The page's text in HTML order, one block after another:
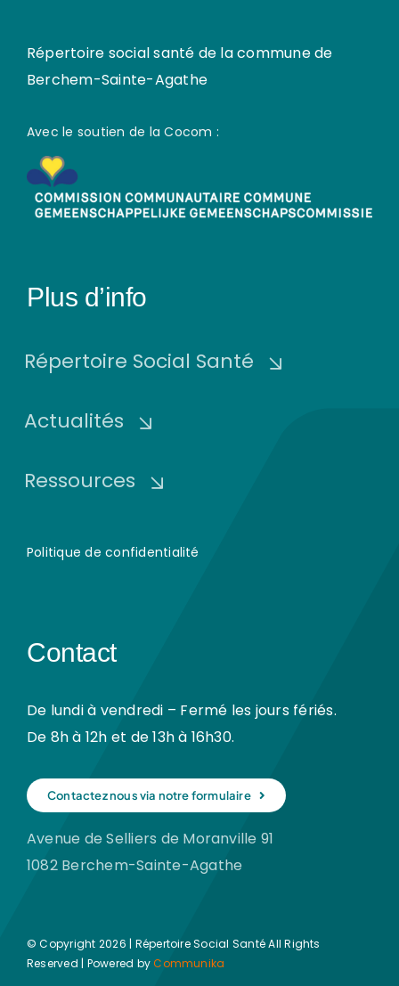
Répertoire social santé de la commune de
Berchem-Sainte-Agathe
Avec le soutien de la Cocom :
Plus d’info
Répertoire Social Santé
Actualités
Ressources
Politique de confidentialité
Contact
De lundi à vendredi – Fermé les jours fériés.
De 8h à 12h et de 13h à 16h30.
Contactez nous via notre formulaire
Avenue de Selliers de Moranville 91
1082 Berchem-Sainte-Agathe
© Copyright 2026 | Répertoire Social Santé All Rights
Reserved | Powered byCommunika